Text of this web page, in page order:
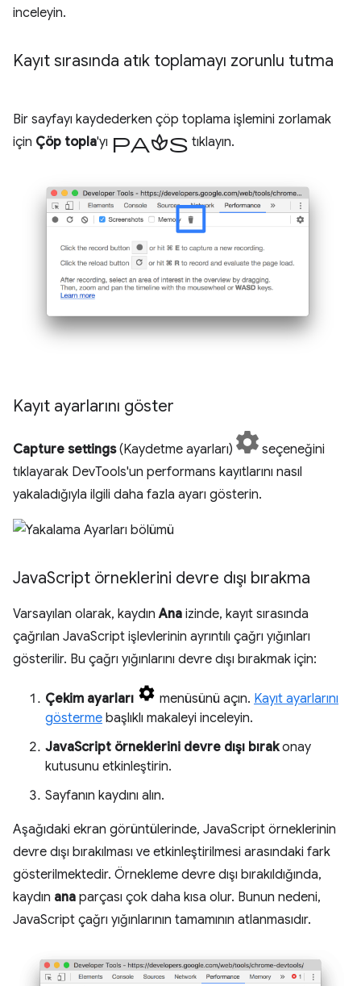
inceleyin.
Kayıt sırasında atık toplamayı zorunlu tutma
Bir sayfayı kaydederken çöp toplama işlemini zorlamak
için Çöp topla'yı paspas tıklayın.
Kayıt ayarlarını göster
Capture settings(Kaydetme ayarları)
seçeneğini
tıklayarak DevTools'un performans kayıtlarını nasıl
yakaladığıyla ilgili daha fazla ayarı gösterin.
JavaScript örneklerini devre dışı bırakma
Varsayılan olarak, kaydınAna izinde, kayıt sırasında
çağrılan JavaScript işlevlerinin ayrıntılı çağrı yığınları
gösterilir. Bu çağrı yığınlarını devre dışı bırakmak için:
Çekim ayarları menüsünü açın. Kayıt ayarlarını
gösterme başlıklı makaleyi inceleyin.
JavaScript örneklerini devre dışı bırakonay
kutusunu etkinleştirin.
Sayfanın kaydını alın.
Aşağıdaki ekran görüntülerinde, JavaScript örneklerinin
devre dışı bırakılması ve etkinleştirilmesi arasındaki fark
gösterilmektedir. Örnekleme devre dışı bırakıldığında,
kaydın ana parçası çok daha kısa olur. Bunun nedeni,
JavaScript çağrı yığınlarının tamamının atlanmasıdır.